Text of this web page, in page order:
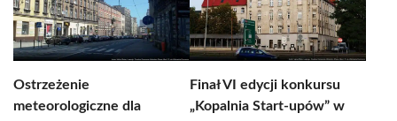
Ostrzeżenie
meteorologiczne dla
Finał VI edycji konkursu
„Kopalnia Start-upów” w